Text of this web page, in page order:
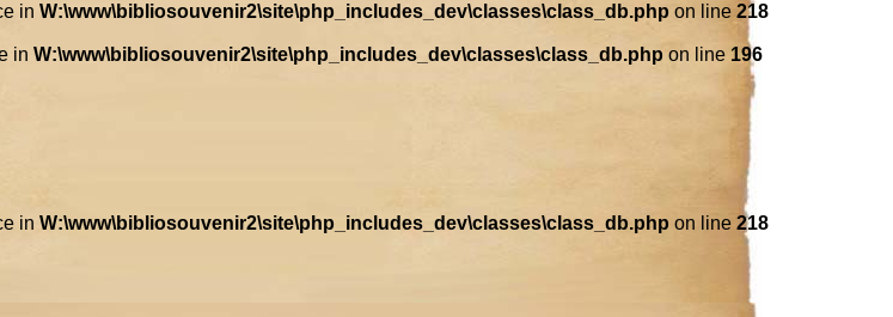
in W:\www\bibliosouvenir2\site\php_includes_dev\classes\class_db.php on line 218
in W:\www\bibliosouvenir2\site\php_includes_dev\classes\class_db.php on line 196
in W:\www\bibliosouvenir2\site\php_includes_dev\classes\class_db.php on line 218